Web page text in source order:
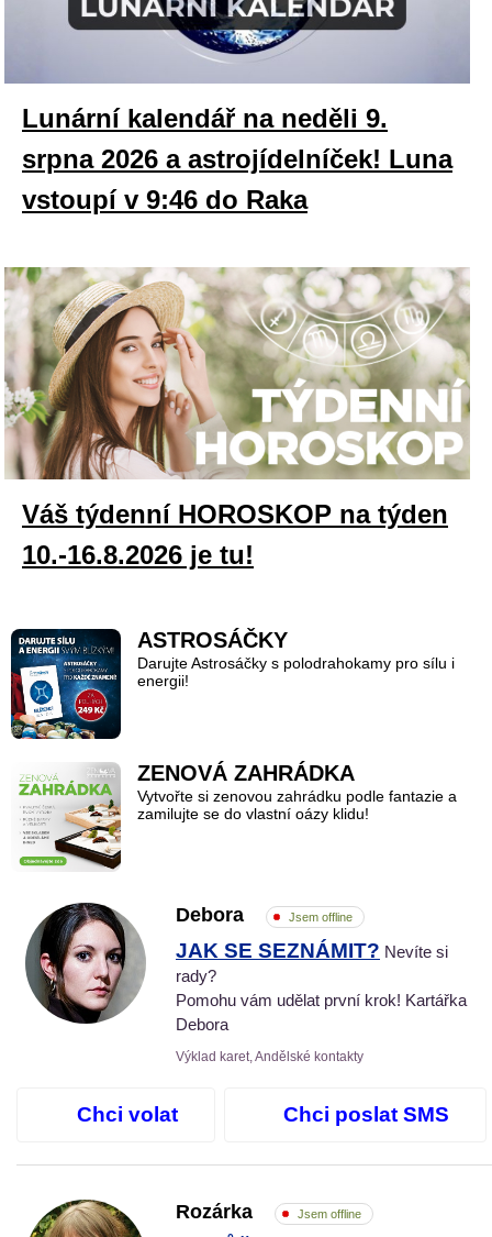
Lunární kalendář na neděli 9.
srpna 2026 a astrojídelníček! Luna
vstoupí v 9:46 do Raka
Váš týdenní HOROSKOP na týden
10.-16.8.2026 je tu!
ASTROSÁČKY
Darujte Astrosáčky s polodrahokamy pro sílu i
energii!
ZENOVÁ ZAHRÁDKA
Vytvořte si zenovou zahrádku podle fantazie a
zamilujte se do vlastní oázy klidu!
Debora Jsem offline
JAK SE SEZNÁMIT? Nevíte si
rady?
Pomohu vám udělat první krok! Kartářka
Debora
Výklad karet, Andělské kontakty
Chci volat Chci poslat SMS
Rozárka Jsem offline